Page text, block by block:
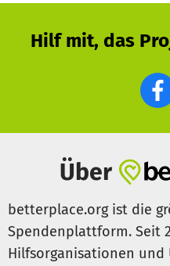
spüren.
Das Casa Dia betreut
Monat. Im Jahr sind es
einen Neuanfang ohne
teilnehmen. Sie kümmern
Tiere, die Verpflegung, die
am Haus. In der Werkstatt
erlernen und recyceln alte
Besen zum Verkauf
mit den Patienten
Hilf mit, das
Über
betterplace.org ist die
Spendenplattform. Seit
Hilfsorganisationen und